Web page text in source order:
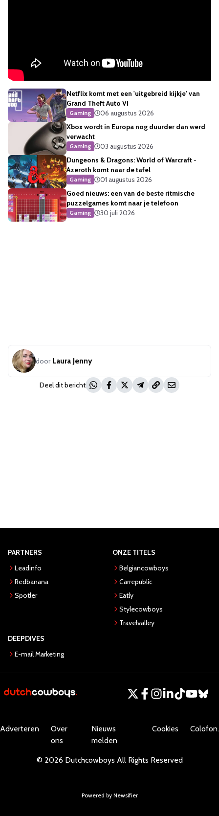
Netflix komt met een 'uitgebreid kijkje' van
Grand Theft Auto VI
Gaming
06 augustus 2026
Xbox wordt in Europa nog duurder dan werd
verwacht
Gaming
03 augustus 2026
Dungeons & Dragons: World of Warcraft -
Azeroth komt naar de tafel
Gaming
01 augustus 2026
Goed nieuws: een van de beste ritmische
puzzelgames komt naar je telefoon
Gaming 30 juli 2026
door Laura Jenny
Deel dit bericht
PARTNERS
Leadinfo
Redbanana
Spotler
ONZE TITELS
Belgiancowboys
Carrepublic
Eatly
Stylecowboys
Travelvalley
DEEPDIVES
E-mail Marketing
Adverteren
Over
ons
Nieuws
melden
Cookies Colofon.
© 2026 Dutchcowboys All Rights Reserved
Powered by Newsifier